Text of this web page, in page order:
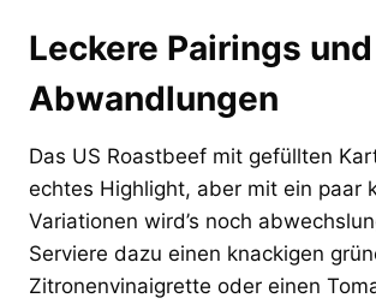
Leckere Pairings
Abwandlungen
Das US Roastbeef mit gefüllten
echtes Highlight, aber mit ein paar
Variationen wird’s noch
Serviere dazu einen knackigen
Zitronenvinaigrette oder einen